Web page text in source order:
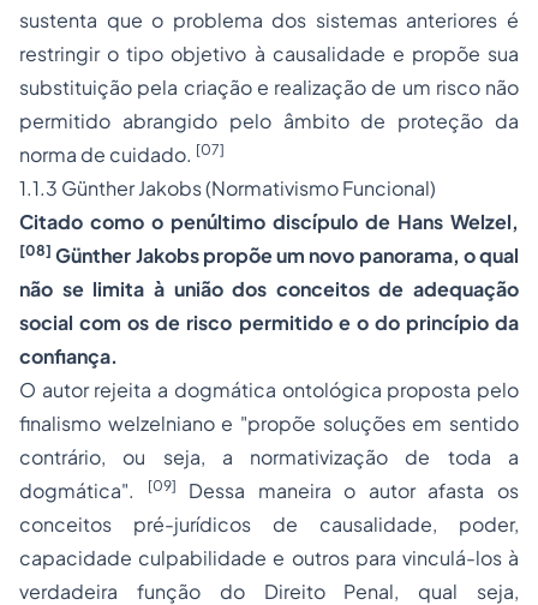
sustenta que o problema dos sistemas anteriores é
restringir o tipo objetivo à causalidade e propõe sua
substituição pela criação e realização de um risco não
permitido abrangido pelo âmbito de proteção da
norma de cuidado. [07]
1.1.3 Günther Jakobs (Normativismo Funcional)
Citado como o penúltimo discípulo de Hans Welzel,
[08] Günther Jakobs propõe um novo panorama, o qual
não se limita à união dos conceitos de adequação
social com os de risco permitido e o do princípio da
confiança.
O autor rejeita a dogmática ontológica proposta pelo
finalismo welzelniano e "propõe soluções em sentido
contrário, ou seja, a normativização de toda a
dogmática".
[09]
Dessa maneira o autor afasta os
conceitos pré-jurídicos de causalidade, poder,
capacidade culpabilidade e outros para vinculá-los à
verdadeira função do Direito Penal, qual seja,